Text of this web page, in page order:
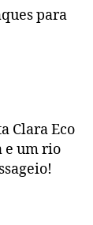
para
Clara Eco
e um rio